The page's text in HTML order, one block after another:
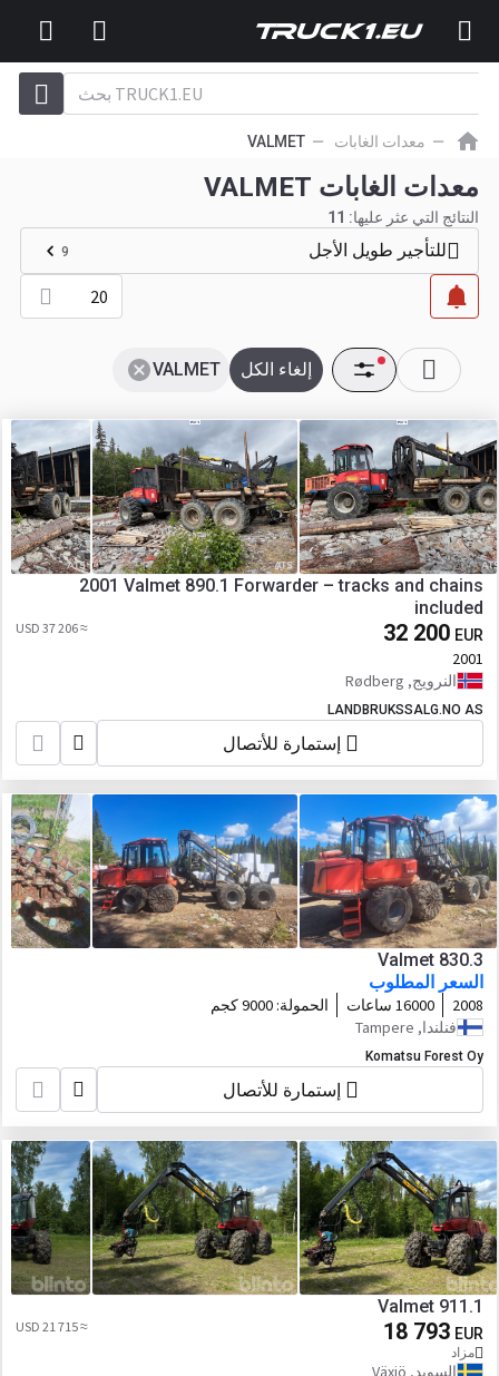
معدات الغابات VALMET
معدات الغابات VALMET
النتائج التي عثر عليها: 11
للتأجير طويل الأجل 9
20
VALMET إلغاء الكل
2001 Valmet 890.1 Forwarder – tracks and chains
included
32 200 EUR
≈ 37 206 USD
2001
النرويج, Rødberg
LANDBRUKSSALG.NO AS
إستمارة للأتصال
Valmet 830.3
السعر المطلوب
2008 16000 ساعات الحمولة: 9000 كجم
فنلندا, Tampere
Komatsu Forest Oy
إستمارة للأتصال
Valmet 911.1
18 793 EUR
مزاد
≈ 21 715 USD
السويد, Växjö